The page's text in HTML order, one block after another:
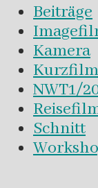
Beiträge
Kamera
Kurzfilm
NWT1/
Schnitt